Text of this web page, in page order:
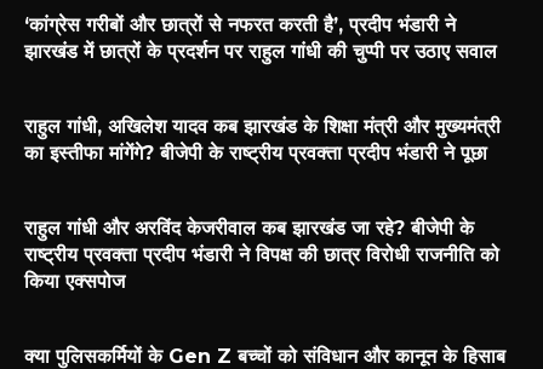
‘कांग्रेस गरीबों और छात्रों से नफरत करती है’, प्रदीप भंडारी ने
झारखंड में छात्रों के प्रदर्शन पर राहुल गांधी की चुप्पी पर उठाए सवाल
राहुल गांधी, अखिलेश यादव कब झारखंड के शिक्षा मंत्री और मुख्यमंत्री
का इस्तीफा मांगेंगे? बीजेपी के राष्ट्रीय प्रवक्ता प्रदीप भंडारी ने पूछा
राहुल गांधी और अरविंद केजरीवाल कब झारखंड जा रहे? बीजेपी के
राष्ट्रीय प्रवक्ता प्रदीप भंडारी ने विपक्ष की छात्र विरोधी राजनीति को
किया एक्सपोज
क्या पुलिसकर्मियों के Gen Z बच्चों को संविधान और कानून के हिसाब